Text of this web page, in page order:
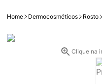
Home Dermocosméticos Rosto
Clique na